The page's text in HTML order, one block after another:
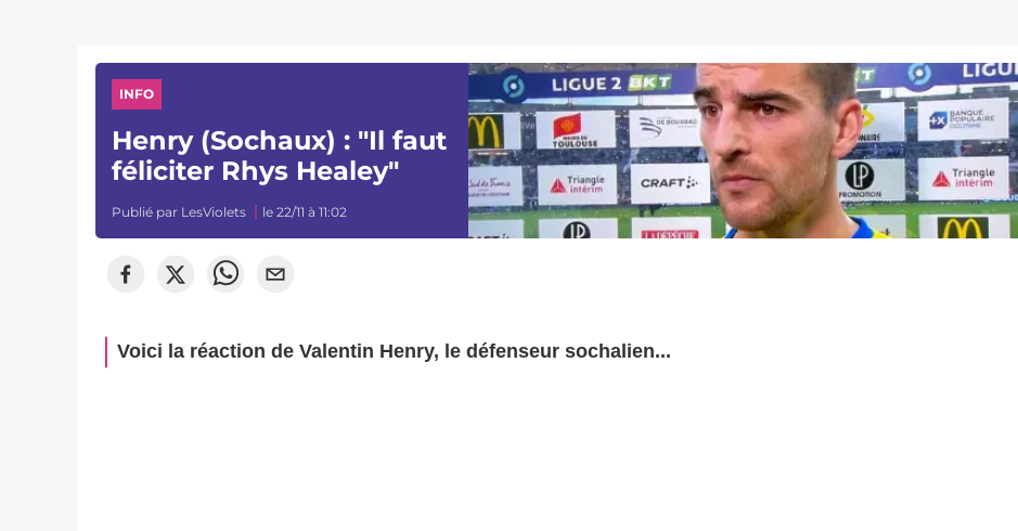
INFO
Henry (Sochaux) : "Il faut
féliciter Rhys Healey"
Publié par LesViolets le 22/11 à 11:02
Voici la réaction de Valentin Henry, le défenseur sochalien...